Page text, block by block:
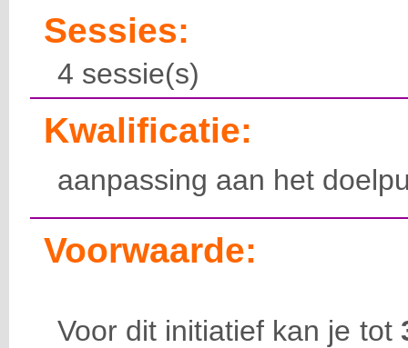
Sessies:
4 sessie(s)
Kwalificatie:
aanpassing aan het
Voorwaarde:
Voor dit initiatief kan je tot